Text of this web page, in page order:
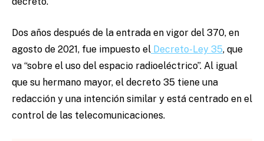
Dos años después de la entrada en vigor del 370, en
agosto de 2021, fue impuesto el Decreto-Ley 35, que
va “sobre el uso del espacio radioeléctrico”. Al igual
que su hermano mayor, el decreto 35 tiene una
redacción y una intención similar y está centrado en el
control de las telecomunicaciones.